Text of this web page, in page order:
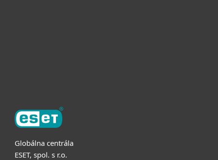
Globálna centrála
ESET, spol. s r.o.